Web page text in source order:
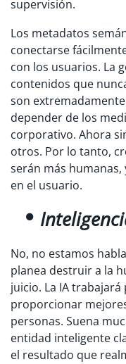
supervisión.
Los metadatos
conectarse
con los usuarios. La
contenidos que
son
depender de los
corporativo. Ahora
otros. Por lo tanto,
serán más
en el usuario.
No, no estamos
planea destruir a la
juicio. La IA
proporcionar
personas. Suena
entidad inteligente
el resultado que